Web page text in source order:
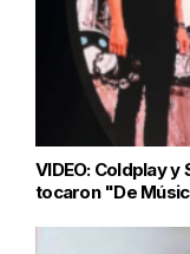
VIDEO: Coldplay
tocaron "De